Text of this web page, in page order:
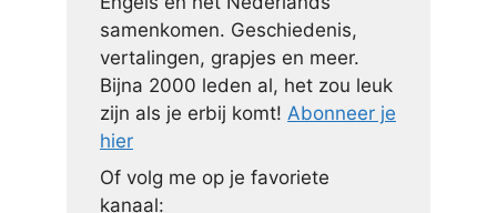
samenkomen. Geschiedenis,
vertalingen, grapjes en meer.
Bijna 2000 leden al, het zou leuk
zijn als je erbij komt! Abonneer je
hier
Of volg me op je favoriete
kanaal: